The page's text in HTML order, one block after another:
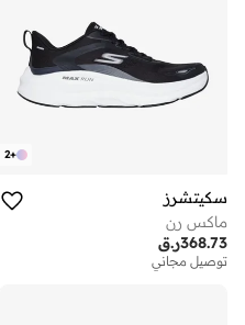
+
2
سكيتشرز
ماكس رن
ر.ق368.73
توصيل مجاني